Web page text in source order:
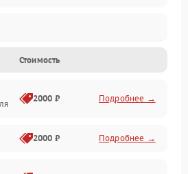
Стоимость
2000 ₽ Подробнее →
2000 ₽ Подробнее →